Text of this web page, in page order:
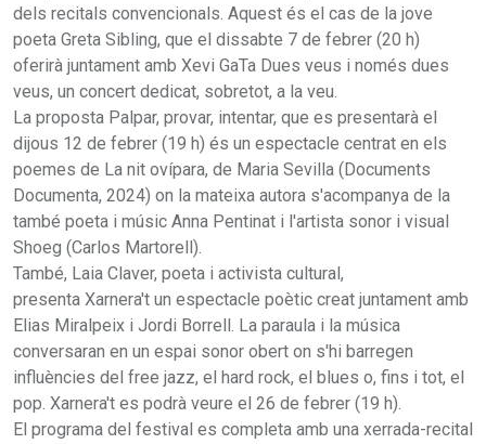
dels recitals convencionals. Aquest és el cas de la jove
poeta Greta Sibling, que el dissabte 7 de febrer (20 h)
oferirà juntament amb Xevi GaTa Dues veus i només dues
veus, un concert dedicat, sobretot, a la veu.
La proposta Palpar, provar, intentar, que es presentarà el
dijous 12 de febrer (19 h) és un espectacle centrat en els
poemes de La nit ovípara, de Maria Sevilla (Documents
Documenta, 2024) on la mateixa autora s'acompanya de la
també poeta i músic Anna Pentinat i l'artista sonor i visual
Shoeg (Carlos Martorell).
També, Laia Claver, poeta i activista cultural,
presenta Xarnera't un espectacle poètic creat juntament amb
Elias Miralpeix i Jordi Borrell. La paraula i la música
conversaran en un espai sonor obert on s'hi barregen
influències del free jazz, el hard rock, el blues o, fins i tot, el
pop. Xarnera't es podrà veure el 26 de febrer (19 h).
El programa del festival es completa amb una xerrada-recital